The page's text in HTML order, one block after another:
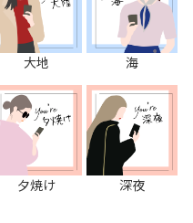
大地 海
夕焼け 深夜